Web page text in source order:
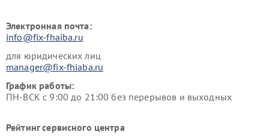
Электронная почта:
info@fix-fhaiba.ru
для юридических лиц
manager@fix-fhiaba.ru
График работы:
ПН-ВСК с 9:00 до 21:00 без перерывов и выходных
Рейтинг сервисного центра